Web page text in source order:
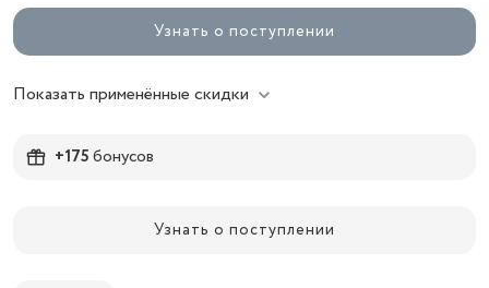
Узнать о поступлении
Показать применённые скидки
+175бонусов
Узнать о поступлении